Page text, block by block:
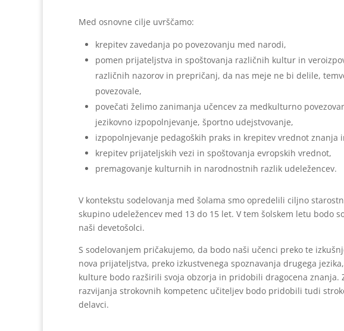
Med osnovne cilje uvrščamo:
krepitev zavedanja po povezovanju med narodi,
pomen prijateljstva in spoštovanja različnih kultur in
različnih nazorov in prepričanj, da nas meje ne bi delile,
povezovale,
povečati želimo zanimanja učencev za medkulturno
jezikovno izpopolnjevanje, športno udejstvovanje,
izpopolnjevanje pedagoških praks in krepitev vrednot znanja
krepitev prijateljskih vezi in spoštovanja evropskih vrednot,
premagovanje kulturnih in narodnostnih razlik udeležencev.
V kontekstu sodelovanja med šolama smo opredelili ciljno
skupino udeležencev med 13 do 15 let. V tem šolskem letu bodo
naši devetošolci.
S sodelovanjem pričakujemo, da bodo naši učenci preko te
nova prijateljstva, preko izkustvenega spoznavanja drugega
kulture bodo razširili svoja obzorja in pridobili dragocena znanja.
razvijanja strokovnih kompetenc učiteljev bodo pridobili tudi
delavci.